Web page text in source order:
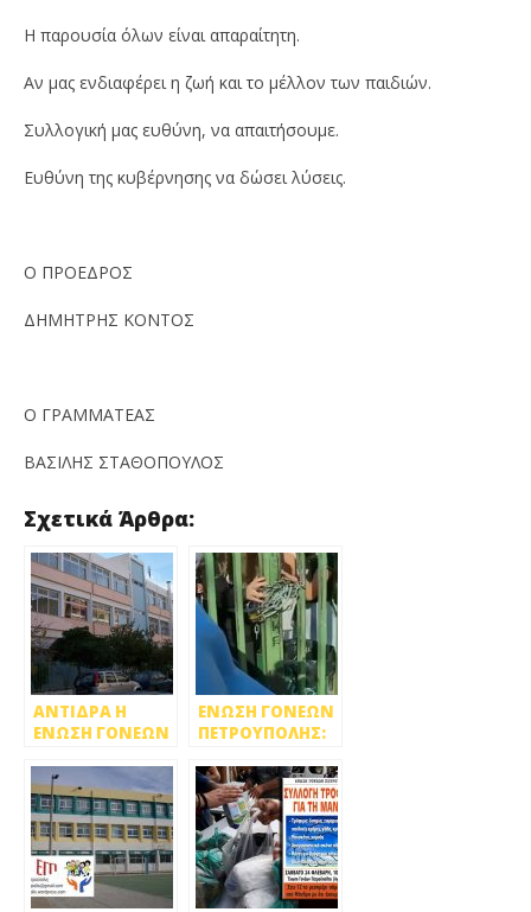
Η παρουσία όλων είναι απαραίτητη.
Αν μας ενδιαφέρει η ζωή και το μέλλον των παιδιών.
Συλλογική μας ευθύνη, να απαιτήσουμε.
Ευθύνη της κυβέρνησης να δώσει λύσεις.
Ο ΠΡΟΕΔΡΟΣ
ΔΗΜΗΤΡΗΣ ΚΟΝΤΟΣ
Ο ΓΡΑΜΜΑΤΕΑΣ
ΒΑΣΙΛΗΣ ΣΤΑΘΟΠΟΥΛΟΣ
Σχετικά Άρθρα:
ΑΝΤΙΔΡΑ Η
ΕΝΩΣΗ ΓΟΝΕΩΝ
ΣΥΣΤΕΓΑΣΗ 1ου
ΚΑΙ 2ου ΛΥΚΕΙΟΥ
ΕΝΩΣΗ ΓΟΝΕΩΝ
ΠΕΤΡΟΥΠΟΛΗΣ:
ΜΑΣ
ΕΞΑΝΤΛΕΙΤΑΙ